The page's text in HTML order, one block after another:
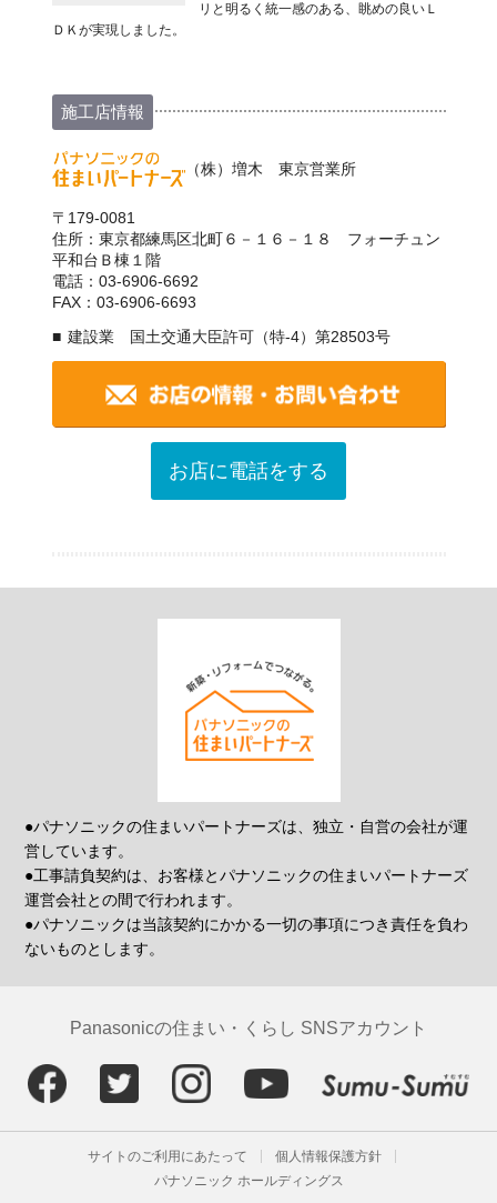
リと明るく統一感のある、眺めの良いＬ
ＤＫが実現しました。
施工店情報
（株）増木 東京営業所
〒179-0081
住所：東京都練馬区北町６－１６－１８ フォーチュン
平和台Ｂ棟１階
電話：03-6906-6692
FAX：03-6906-6693
建設業 国土交通大臣許可（特-4）第28503号
お店に電話をする
●パナソニックの住まいパートナーズは、独立・自営の会社が運
営しています。
●工事請負契約は、お客様とパナソニックの住まいパートナーズ
運営会社との間で行われます。
●パナソニックは当該契約にかかる一切の事項につき責任を負わ
ないものとします。
Panasonicの住まい・くらし SNSアカウント
サイトのご利用にあたって
個人情報保護方針
パナソニック ホールディングス